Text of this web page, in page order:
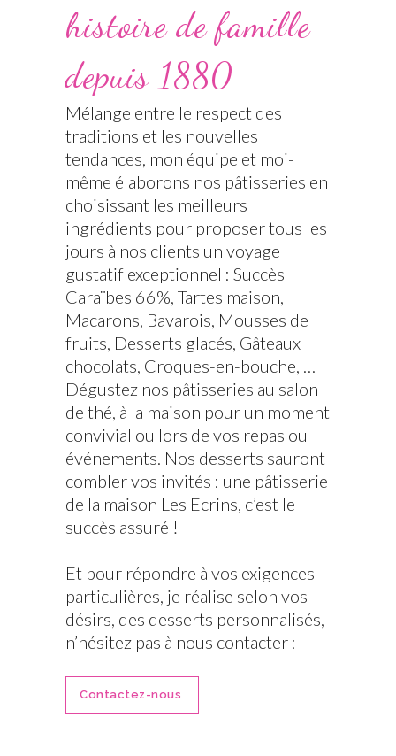
histoire de famille
depuis 1880
Mélange entre le respect des
traditions et les nouvelles
tendances, mon équipe et moi-
même élaborons nos pâtisseries en
choisissant les meilleurs
ingrédients pour proposer tous les
jours à nos clients un voyage
gustatif exceptionnel : Succès
Caraïbes 66%, Tartes maison,
Macarons, Bavarois, Mousses de
fruits, Desserts glacés, Gâteaux
chocolats, Croques-en-bouche, …
Dégustez nos pâtisseries au salon
de thé, à la maison pour un moment
convivial ou lors de vos repas ou
événements. Nos desserts sauront
combler vos invités : une pâtisserie
de la maison Les Ecrins, c’est le
succès assuré !
Et pour répondre à vos exigences
particulières, je réalise selon vos
désirs, des desserts personnalisés,
n’hésitez pas à nous contacter :
Contactez-nous